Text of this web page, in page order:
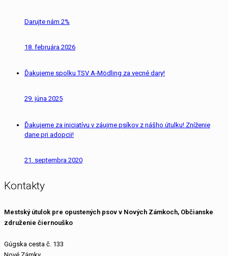
Darujte nám 2%
18. februára 2026
Ďakujeme spolku TSV A-Mödling za vecné dary!
29. júna 2025
Ďakujeme za iniciatívu v záujme psíkov z nášho útulku! Zníženie
dane pri adopcii!
21. septembra 2020
Kontakty
Mestský útulok pre opustených psov v Nových Zámkoch, Občianske
združenie čiernouško
Gúgska cesta č. 133